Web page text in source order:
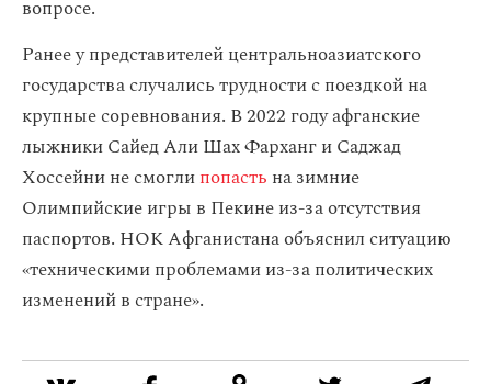
вопросе.
Ранее у представителей центральноазиатского
государства случались трудности с поездкой на
крупные соревнования. В 2022 году афганские
лыжники Сайед Али Шах Фарханг и Саджад
Хоссейни не смоглипопасть на зимние
Олимпийские игры в Пекине из-за отсутствия
паспортов. НОК Афганистана объяснил ситуацию
«техническими проблемами из-за политических
изменений в стране».